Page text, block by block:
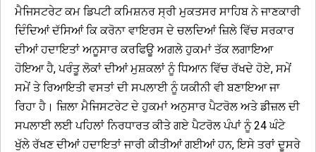
ਮੈਜਿਸਟਰੇਟ ਕਮ ਡਿਪਟੀ ਕਮਿਸ਼ਨਰ ਸ੍ਰੀ ਮੁਕਤਸਰ ਸਾਹਿਬ ਨੇ ਜਾਣਕਾਰੀ
ਦਿੰਦਿਆਂ ਦੱਸਿਆਂ ਕਿ ਕਰੋਨਾ ਵਾਇਰਸ ਦੇ ਚਲਦਿਆਂ ਜ਼ਿਲੇ ਵਿੱਚ ਸਰਕਾਰ
ਦੀਆਂ ਹਦਾਇਤਾਂ ਅਨੂਸਾਰ ਕਰਫਿਊ ਅਗਲੇ ਹੁਕਮਾਂ ਤੱਕ ਲਗਾਇਆ
ਹੋਇਆ ਹੈ, ਪਰੰਤੂ ਲੋਕਾਂ ਦੀਆਂ ਮੁਸ਼ਕਲਾਂ ਨੂੰ ਧਿਆਨ ਵਿੱਚ ਰੱਖਦੇ ਹੋਏ, ਸਮੇਂ
ਸਮੇਂ ਤੇ ਰਿਆਇਤੀ ਵਸਤਾਂ ਦੀ ਸਪਲਾਈ ਨੂੰ ਯਕੀਨੀ ਵੀ ਬਣਾਇਆ ਜਾ
ਰਿਹਾ ਹੈ। ਜ਼ਿਲਾ ਮੈਜਿਸਟਰੇਟ ਦੇ ਹੁਕਮਾਂ ਅਨੁਸਾਰ ਪੈਟਰੋਲ ਅਤੇ ਡੀਜ਼ਲ ਦੀ
ਸਪਲਾਈ ਲਈ ਪਹਿਲਾਂ ਨਿਰਧਾਰਤ ਕੀਤੇ ਗਏ ਪੈਟਰੋਲ ਪੰਪਾਂ ਨੂੰ 24 ਘੰਟੇ
ਖੁੱਲੇ ਰੱਖਣ ਦੀਆਂ ਹਦਾਇਤਾਂ ਜਾਰੀ ਕੀਤੀਆਂ ਗਈਆਂ ਹਨ, ਇਸੇ ਤਰਾਂ ਦੂਸਰੇ